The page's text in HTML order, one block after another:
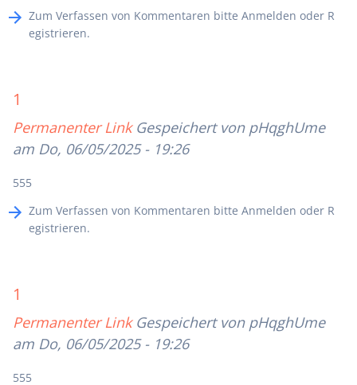
Zum Verfassen von Kommentaren bitte Anmelden oder R
egistrieren.
1
Permanenter Link Gespeichert von pHqghUme
am Do, 06/05/2025 - 19:26
555
Zum Verfassen von Kommentaren bitte Anmelden oder R
egistrieren.
1
Permanenter Link Gespeichert von pHqghUme
am Do, 06/05/2025 - 19:26
555